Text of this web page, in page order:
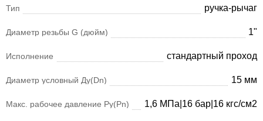
Тип ручка-рычаг
Диаметр резьбы G (дюйм) 1"
Исполнение стандартный проход
Диаметр условный Ду(Dn) 15 мм
Макс. рабочее давление Ру(Pn) 1,6 МПа|16 бар|16 кгс/см2